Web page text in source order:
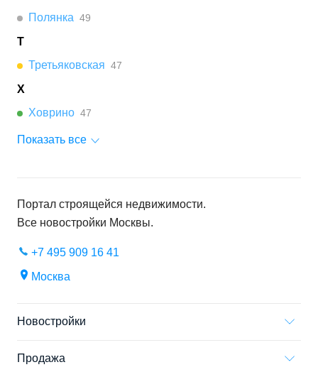
Полянка 49
Т
Третьяковская 47
Х
Ховрино 47
Показать все
Портал строящейся недвижимости.
Все новостройки Москвы.
+7 495 909 16 41
Москва
Новостройки
Продажа